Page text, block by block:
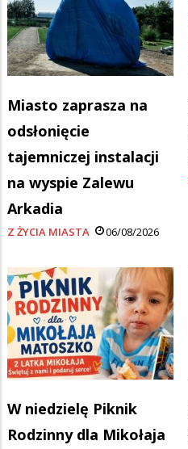
Miasto zaprasza na
odsłonięcie
tajemniczej instalacji
na wyspie Zalewu
Arkadia
Z ŻYCIA MIASTA 06/08/2026
W niedzielę Piknik
Rodzinny dla Mikołaja